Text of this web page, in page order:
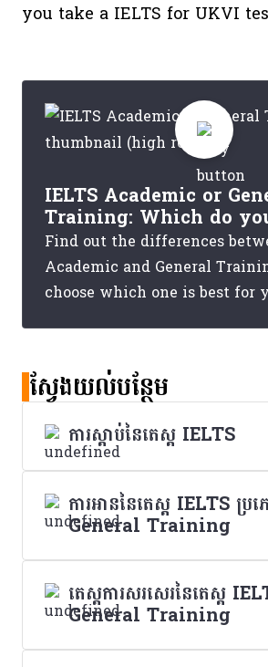
you take a IELTS for UKVI
IELTS Academic or
Training: Which do
Find out the differences
Academic and General
choose which one is best for
ស្វែងយល់បន្ថែម
ការស្តាប់នៃតេស្ត IELTS
ការអាននៃតេស្ត IELTS ប្រភ
General Training
តេស្តការសរសេរនៃតេស្ត
General Training